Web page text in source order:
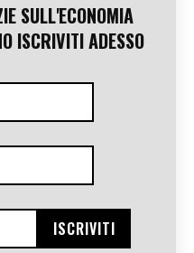
SULL'ECONOMIA
ISCRIVITI ADESSO